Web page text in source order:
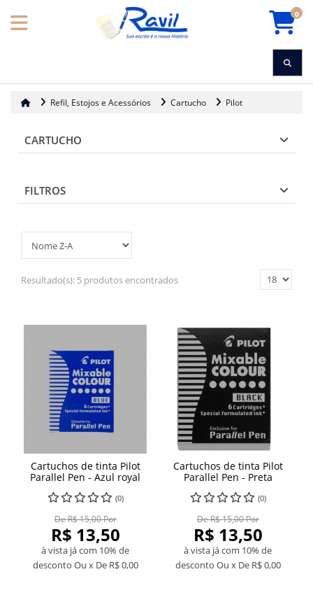
0
Refil, Estojos e Acessórios Cartucho Pilot
CARTUCHO
FILTROS
Resultado(s): 5 produtos encontrados
Cartuchos de tinta Pilot
Parallel Pen - Azul royal
(0)
De R$ 15,00 Por
R$ 13,50
à vista já com 10% de
desconto Ou x De R$ 0,00
Cartuchos de tinta Pilot
Parallel Pen - Preta
(0)
De R$ 15,00 Por
R$ 13,50
à vista já com 10% de
desconto Ou x De R$ 0,00